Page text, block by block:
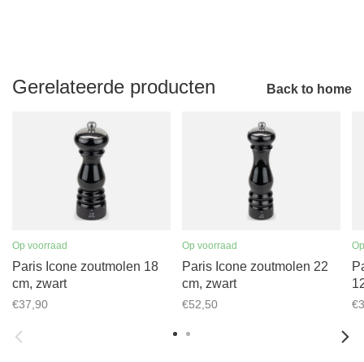
Gerelateerde producten Back to home
Op voorraad
Paris Icone zoutmolen 18
cm, zwart
€37,90
Op voorraad
Paris Icone zoutmolen 22
cm, zwart
€52,50